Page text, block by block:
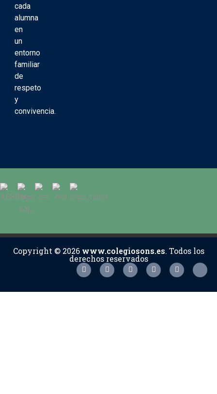
cada
alumna
en
un
entorno
familiar
de
respeto
y
convivencia.
Copyright © 2026 www.colegiosons.es. Todos los
derechos reservados